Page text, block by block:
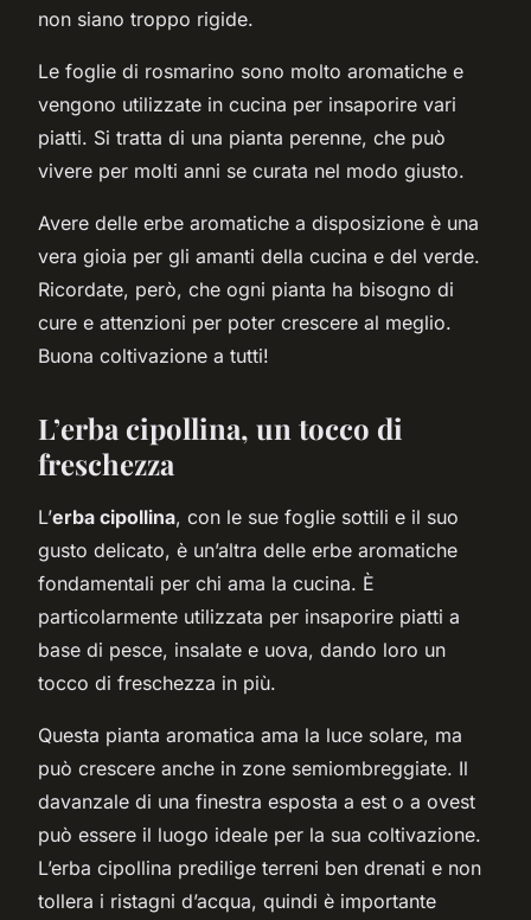
non siano troppo rigide.
Le foglie di rosmarino sono molto aromatiche e
vengono utilizzate in cucina per insaporire vari
piatti. Si tratta di una pianta perenne, che può
vivere per molti anni se curata nel modo giusto.
Avere delle erbe aromatiche a disposizione è una
vera gioia per gli amanti della cucina e del verde.
Ricordate, però, che ogni pianta ha bisogno di
cure e attenzioni per poter crescere al meglio.
Buona coltivazione a tutti!
L’erba cipollina, un tocco di
freschezza
L’erba cipollina, con le sue foglie sottili e il suo
gusto delicato, è un’altra delle erbe aromatiche
fondamentali per chi ama la cucina. È
particolarmente utilizzata per insaporire piatti a
base di pesce, insalate e uova, dando loro un
tocco di freschezza in più.
Questa pianta aromatica ama la luce solare, ma
può crescere anche in zone semiombreggiate. Il
davanzale di una finestra esposta a est o a ovest
può essere il luogo ideale per la sua coltivazione.
L’erba cipollina predilige terreni ben drenati e non
tollera i ristagni d’acqua, quindi è importante